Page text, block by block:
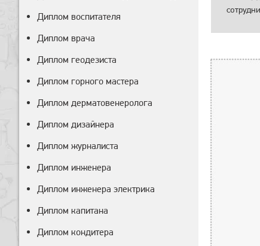
Диплом воспитателя
Диплом врача
Диплом геодезиста
Диплом горного мастера
Диплом дерматовенеролога
Диплом дизайнера
Диплом журналиста
Диплом инженера
Диплом инженера электрика
Диплом капитана
Диплом кондитера